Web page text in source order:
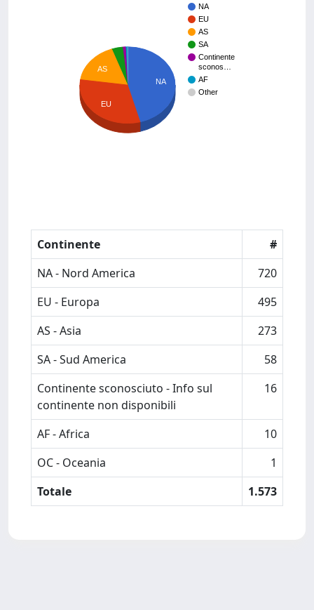
NA
EU
AS
SA
Continente
sconos…
AF
Other
NA
AS
EU
Continente
#
NA - Nord America
720
EU - Europa
495
AS - Asia
273
SA - Sud America
58
Continente sconosciuto - Info sul
continente non disponibili
16
AF - Africa
10
OC - Oceania
1
Totale
1.573